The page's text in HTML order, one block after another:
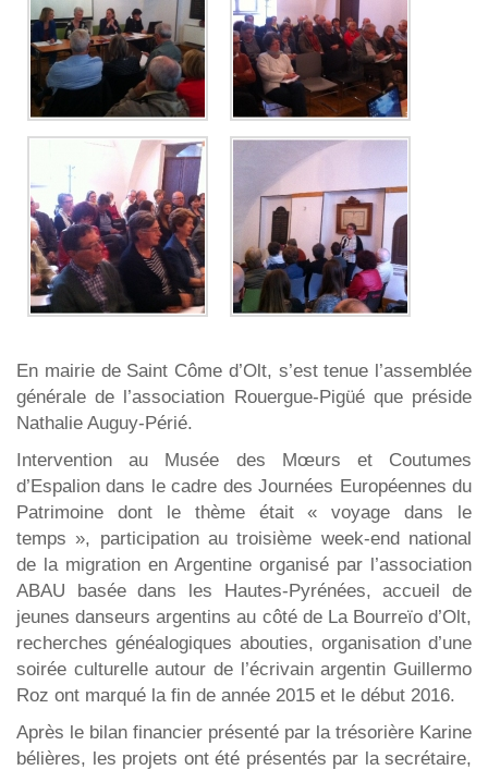
En mairie de Saint Côme d’Olt, s’est tenue l’assemblée
générale de l’association Rouergue-Pigüé que préside
Nathalie Auguy-Périé.
Intervention au Musée des Mœurs et Coutumes
d’Espalion dans le cadre des Journées Européennes du
Patrimoine dont le thème était « voyage dans le
temps », participation au troisième week-end national
de la migration en Argentine organisé par l’association
ABAU basée dans les Hautes-Pyrénées, accueil de
jeunes danseurs argentins au côté de La Bourreïo d’Olt,
recherches généalogiques abouties, organisation d’une
soirée culturelle autour de l’écrivain argentin Guillermo
Roz ont marqué la fin de année 2015 et le début 2016.
Après le bilan financier présenté par la trésorière Karine
bélières, les projets ont été présentés par la secrétaire,